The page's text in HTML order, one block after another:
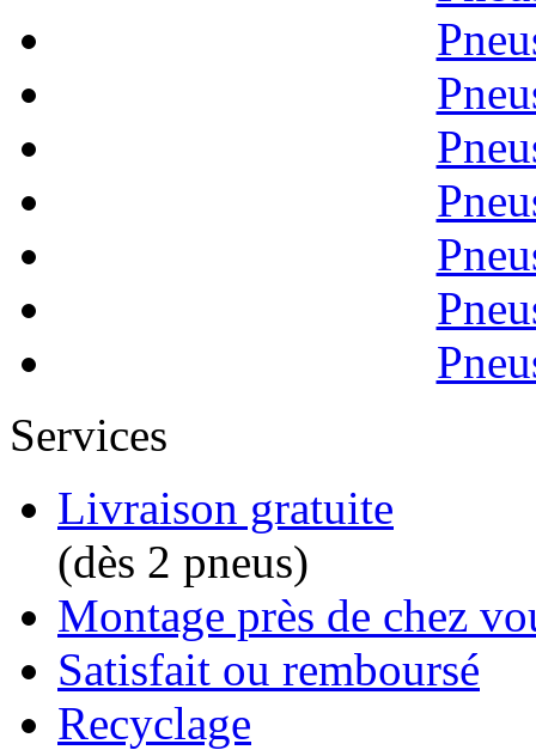
Services
Livraison gratuite
(dès 2 pneus)
Montage près de chez
Satisfait ou remboursé
Recyclage